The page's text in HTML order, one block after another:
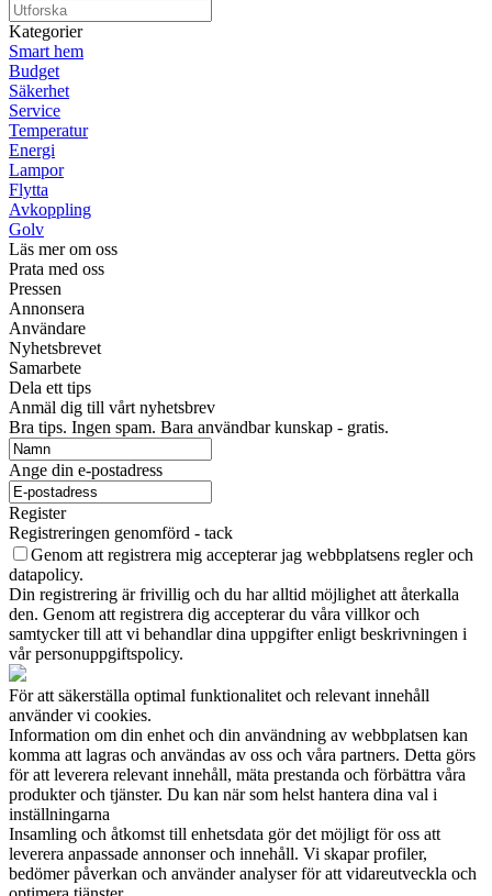
Kategorier
Smart hem
Budget
Säkerhet
Service
Temperatur
Energi
Lampor
Flytta
Avkoppling
Golv
Läs mer om oss
Prata med oss
Pressen
Annonsera
Användare
Nyhetsbrevet
Samarbete
Dela ett tips
Anmäl dig till vårt nyhetsbrev
Bra tips. Ingen spam. Bara användbar kunskap - gratis.
Ange din e-postadress
Register
Registreringen genomförd - tack
Genom att registrera mig accepterar jag webbplatsens regler och
datapolicy.
Din registrering är frivillig och du har alltid möjlighet att återkalla
den. Genom att registrera dig accepterar du våra villkor och
samtycker till att vi behandlar dina uppgifter enligt beskrivningen i
vår personuppgiftspolicy.
För att säkerställa optimal funktionalitet och relevant innehåll
använder vi cookies.
Information om din enhet och din användning av webbplatsen kan
komma att lagras och användas av oss och våra partners. Detta görs
för att leverera relevant innehåll, mäta prestanda och förbättra våra
produkter och tjänster. Du kan när som helst hantera dina val i
inställningarna
Insamling och åtkomst till enhetsdata gör det möjligt för oss att
leverera anpassade annonser och innehåll. Vi skapar profiler,
bedömer påverkan och använder analyser för att vidareutveckla och